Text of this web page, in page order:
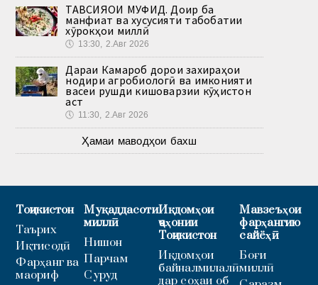
ТАВСИЯҲОИ МУФИД. Доир ба
манфиат ва хусусияти табобатии
хӯрокҳои миллӣ
🕔 13:30, 2.Авг 2026
Дараи Камароб дорои захираҳои
нодири агробиологӣ ва имконияти
васеи рушди кишоварзии кӯҳистон
аст
🕔 11:30, 2.Авг 2026
Ҳамаи маводҳои бахш
Тоҷикистон
Таърих
Иқтисодӣ
Фарҳанг ва
маориф
Муқаддасоти
миллӣ
Нишон
Парчам
Суруд
Иқдомҳои
ҷаҳонии
Тоҷикистон
Иқдомҳои
байналмилалӣ
дар соҳаи об
Мавзеъҳои
фарҳангию
сайёҳӣ
Боғи
миллӣ